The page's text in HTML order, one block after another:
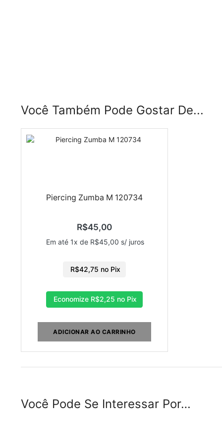
Você Também Pode Gostar De...
Piercing Zumba M 120734
R$45,00
Em até 1x de R$45,00 s/ juros
R$42,75 no Pix
Economize R$2,25 no Pix
ADICIONAR AO CARRINHO
Você Pode Se Interessar Por…